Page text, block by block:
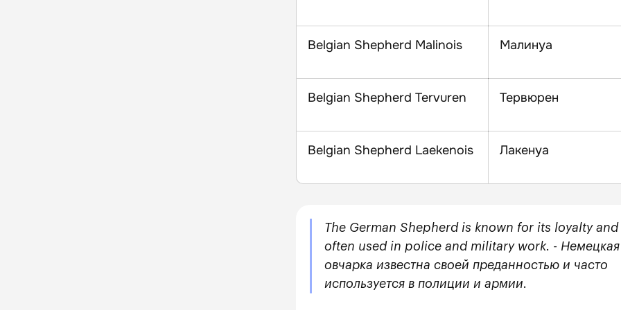
Belgian Shepherd Malinois Малинуа
Belgian Shepherd Tervuren Тервюрен
Belgian Shepherd Laekenois Лакенуа
The German Shepherd is known for its loyalty and
often used in police and military work. - Немецкая
овчарка известна своей преданностью и часто
используется в полиции и армии.